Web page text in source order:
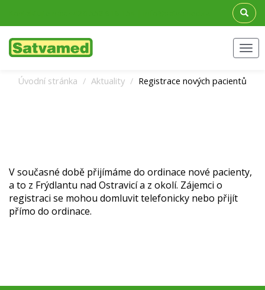
Úvodní stránka Aktuality Registrace nových pacientů
V současné době přijímáme do ordinace nové pacienty,
a to z Frýdlantu nad Ostravicí a z okolí. Zájemci o
registraci se mohou domluvit telefonicky nebo přijít
přímo do ordinace.